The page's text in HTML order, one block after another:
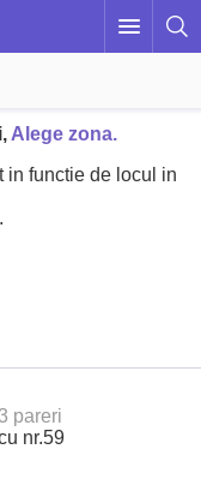
Alege zona.
in functie de locul in
.
pareri
nr.59